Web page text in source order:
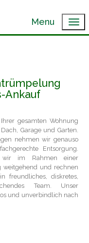
Menu
Ankauf
gesamten Wohnung
Garage und Garten.
nehmen wir genauso
Entsorgung.
wir im Rahmen einer
weitgehend und rechnen
freundliches, diskretes,
Team. Unser
und unverbindlich nach